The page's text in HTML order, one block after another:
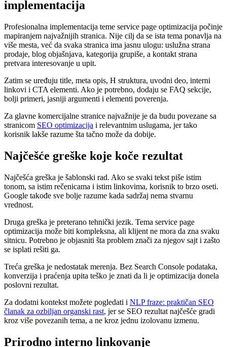
implementacija
Profesionalna implementacija teme service page optimizacija počinje
mapiranjem najvažnijih stranica. Nije cilj da se ista tema ponavlja na
više mesta, već da svaka stranica ima jasnu ulogu: uslužna strana
prodaje, blog objašnjava, kategorija grupiše, a kontakt strana
pretvara interesovanje u upit.
Zatim se uređuju title, meta opis, H struktura, uvodni deo, interni
linkovi i CTA elementi. Ako je potrebno, dodaju se FAQ sekcije,
bolji primeri, jasniji argumenti i elementi poverenja.
Za glavne komercijalne stranice najvažnije je da budu povezane sa
stranicom SEO optimizacija i relevantnim uslugama, jer tako
korisnik lakše razume šta tačno može da dobije.
Najčešće greške koje koče rezultat
Najčešća greška je šablonski rad. Ako se svaki tekst piše istim
tonom, sa istim rečenicama i istim linkovima, korisnik to brzo oseti.
Google takođe sve bolje razume kada sadržaj nema stvarnu
vrednost.
Druga greška je preterano tehnički jezik. Tema service page
optimizacija može biti kompleksna, ali klijent ne mora da zna svaku
sitnicu. Potrebno je objasniti šta problem znači za njegov sajt i zašto
se isplati rešiti ga.
Treća greška je nedostatak merenja. Bez Search Console podataka,
konverzija i praćenja upita teško je znati da li je optimizacija donela
poslovni rezultat.
Za dodatni kontekst možete pogledati i NLP fraze: praktičan SEO
članak za ozbiljan organski rast, jer se SEO rezultat najčešće gradi
kroz više povezanih tema, a ne kroz jednu izolovanu izmenu.
Prirodno interno linkovanje